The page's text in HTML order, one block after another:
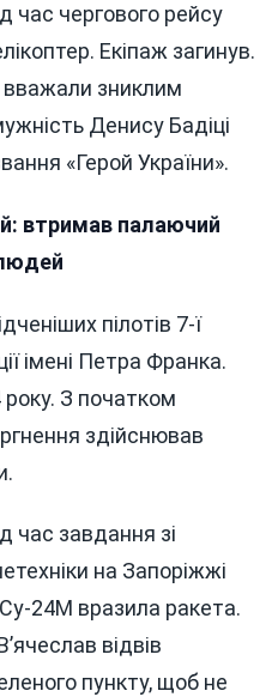
час чергового рейсу
Екіпаж загинув.
зниклим
Денису Бадіці
«Герой України».
втримав палаючий
пілотів 7-ї
імені Петра Франка.
З початком
здійснював
час завдання зі
на Запоріжжі
24М вразила ракета.
відвів
пункту, щоб не